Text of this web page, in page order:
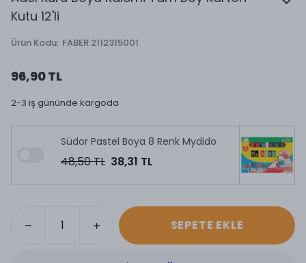
Kutu 12'li
Ürün Kodu: FABER 2112315001
96,90 TL
2-3 iş gününde kargoda
Südor Pastel Boya 8 Renk Mydido
48,50 TL 38,31 TL
SEPETE EKLE